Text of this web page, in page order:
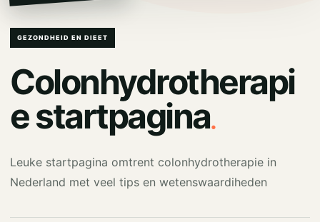
GEZONDHEID EN DIEET
Colonhydrotherapi
e startpagina.
Leuke startpagina omtrent colonhydrotherapie in
Nederland met veel tips en wetenswaardiheden